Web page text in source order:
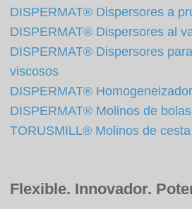
DISPERMAT® Dispersores a
DISPERMAT® Dispersores al
DISPERMAT® Dispersores
viscosos
DISPERMAT®
DISPERMAT® Molinos de bolas
TORUSMILL® Molinos de cesta
Flexible. Innovador.